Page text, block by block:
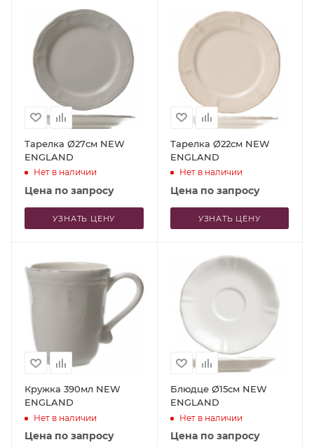
Тарелка Ø27см NEW
ENGLAND
Нет в наличии
Цена по запросу
УЗНАТЬ ЦЕНУ
Тарелка Ø22см NEW
ENGLAND
Нет в наличии
Цена по запросу
УЗНАТЬ ЦЕНУ
Кружка 390мл NEW
ENGLAND
Нет в наличии
Цена по запросу
Блюдце Ø15см NEW
ENGLAND
Нет в наличии
Цена по запросу